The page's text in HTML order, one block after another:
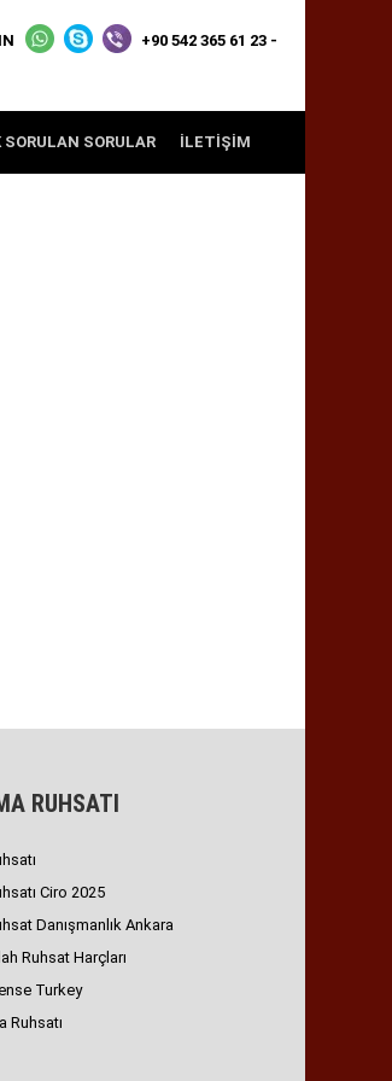
+90 542 365 61 23 -
SORULAN SORULAR İLETIŞIM
RUHSATI
Ciro 2025
Danışmanlık Ankara
Ruhsat Harçları
Turkey
Ruhsatı